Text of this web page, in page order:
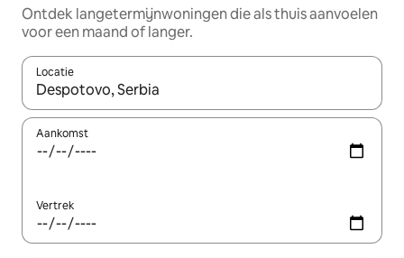
Ontdek langetermijnwoningen die als thuis aanvoelen
voor een maand of langer.
Locatie
Wanneer er resultaten beschikbaar zijn, maak je een keuze
Aankomst
Vertrek